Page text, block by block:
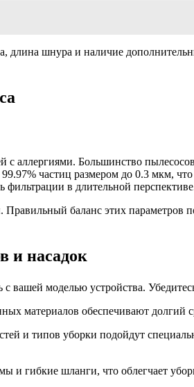
длина шнура и наличие
с аллергиями. Большинство
частиц размером до 0.3 мкм,
в длительной
баланс этих параметров
и насадок
вашей моделью устройства.
материалов обеспечивают
и типов уборки подойдут
и гибкие шланги, что облегчает